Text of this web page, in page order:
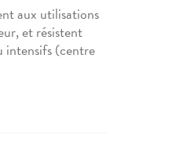
aux utilisations
et résistent
intensifs (centre